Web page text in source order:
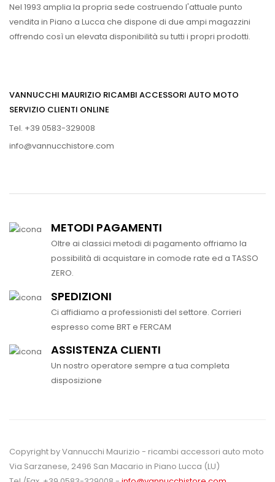
Nel 1993 amplia la propria sede costruendo l'attuale punto
vendita in Piano a Lucca che dispone di due ampi magazzini
offrendo così un elevata disponibilità su tutti i propri prodotti.
VANNUCCHI MAURIZIO RICAMBI ACCESSORI AUTO MOTO
SERVIZIO CLIENTI ONLINE
Tel. +39 0583-329008
info@vannucchistore.com
METODI PAGAMENTI
Oltre ai classici metodi di pagamento offriamo la
possibilità di acquistare in comode rate ed a TASSO
ZERO.
SPEDIZIONI
Ci affidiamo a professionisti del settore. Corrieri
espresso come BRT e FERCAM
ASSISTENZA CLIENTI
Un nostro operatore sempre a tua completa
disposizione
Copyright by Vannucchi Maurizio - ricambi accessori auto moto
Via Sarzanese, 2496 San Macario in Piano Lucca (LU)